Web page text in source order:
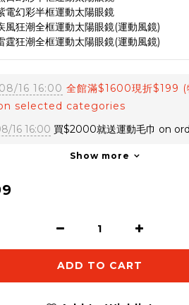
電幻彩半框運動太陽眼鏡
風狂潮全框運動太陽眼鏡(運動風鏡)
霆狂潮全框運動太陽眼鏡(運動風鏡)
08/16 16:00 全館滿$1600現折$199 (
selected categories
16 16:00 買$2000就送運動毛巾 on
Show more
ADD TO CART